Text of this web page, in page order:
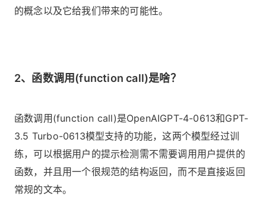
的概念以及它给我们带来的可能性。
2、函数调用(function call)是啥？
函数调用(function call)是OpenAIGPT-4-0613和GPT-
3.5 Turbo-0613模型支持的功能，这两个模型经过训
练，可以根据用户的提示检测需不需要调用用户提供的
函数，并且用一个很规范的结构返回，而不是直接返回
常规的文本。